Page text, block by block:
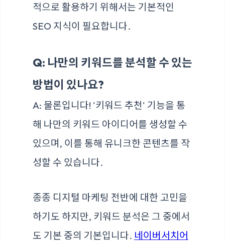
적으로 활용하기 위해서는 기본적인
SEO 지식이 필요합니다.
Q: 나만의 키워드를 분석할 수 있는
방법이 있나요?
A: 물론입니다! '키워드 추천' 기능을 통
해 나만의 키워드 아이디어를 생성할 수
있으며, 이를 통해 유니크한 콘텐츠를 작
성할 수 있습니다.
종종 디지털 마케팅 전반에 대한 고민을
하기도 하지만, 키워드 분석은 그 중에서
도 기본 중의 기본입니다. 네이버서치어